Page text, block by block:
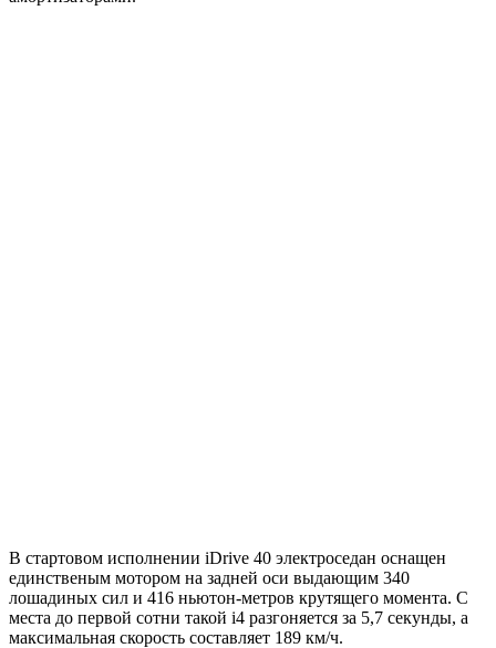
В стартовом исполнении iDrive 40 электроседан оснащен
единственым мотором на задней оси выдающим 340
лошадиных сил и 416 ньютон-метров крутящего момента. С
места до первой сотни такой i4 разгоняется за 5,7 секунды, а
максимальная скорость составляет 189 км/ч.